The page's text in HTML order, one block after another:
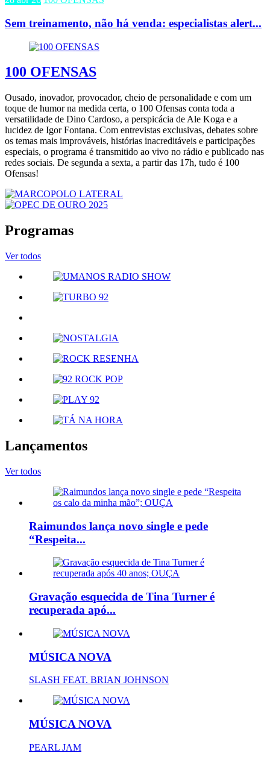
Sem treinamento, não há venda: especialistas alert...
100 OFENSAS
Ousado, inovador, provocador, cheio de personalidade e com um
toque de humor na medida certa, o 100 Ofensas conta toda a
versatilidade de Dino Cardoso, a perspicácia de Ale Koga e a
lucidez de Igor Fontana. Com entrevistas exclusivas, debates sobre
os temas mais improváveis, histórias inacreditáveis e participações
especiais, o programa é transmitido ao vivo no rádio e publicado nas
redes sociais. De segunda a sexta, a partir das 17h, tudo é 100
Ofensas!
Programas
Ver todos
Lançamentos
Ver todos
Raimundos lança novo single e pede
“Respeita...
Gravação esquecida de Tina Turner é
recuperada apó...
MÚSICA NOVA
SLASH FEAT. BRIAN JOHNSON
MÚSICA NOVA
PEARL JAM